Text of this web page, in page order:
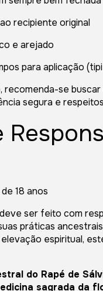
recipiente original
e arejado
para aplicação
recomenda-se
segura e
18 anos
ser feito com
práticas
espiritual,
do Rapé de
sagrada da